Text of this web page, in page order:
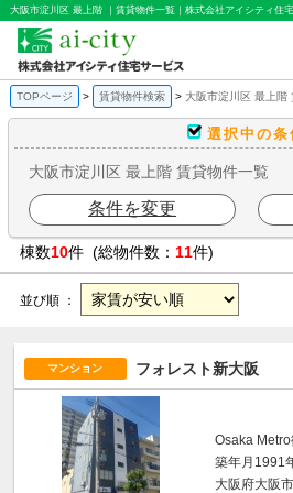
大阪市淀川区 最上階 ｜賃貸物件一覧｜株式会社アイシティ住
TOPページ 賃貸物件検索 大阪市淀川区 最上階
選択中の条
大阪市淀川区 最上階 賃貸物件一覧
条件を変更
棟数10件 (総物件数： 11件)
並び順 ：
マンション フォレスト新大阪
Osaka
築年月1991
大阪府大阪